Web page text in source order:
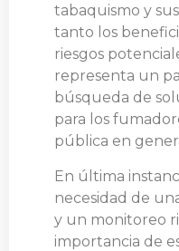
tabaquismo y
tanto los
riesgos
representa un
búsqueda de
para los
pública en
En última
necesidad de
y un monitoreo
importancia de